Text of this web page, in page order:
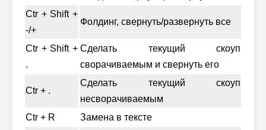
Ctr + Shift +
-/+
Фолдинг, свернуть/развернуть все
Ctr + Shift +
.
Сделать текущий скоуп
сворачиваемым и свернуть его
Ctr + .
Сделать текущий скоуп
несворачиваемым
Ctr + R
Замена в тексте